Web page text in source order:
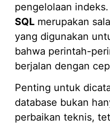
pengelolaan indeks.
SQL merupakan
yang digunakan
bahwa perintah-
berjalan dengan
Penting untuk
database bukan
perbaikan teknis,